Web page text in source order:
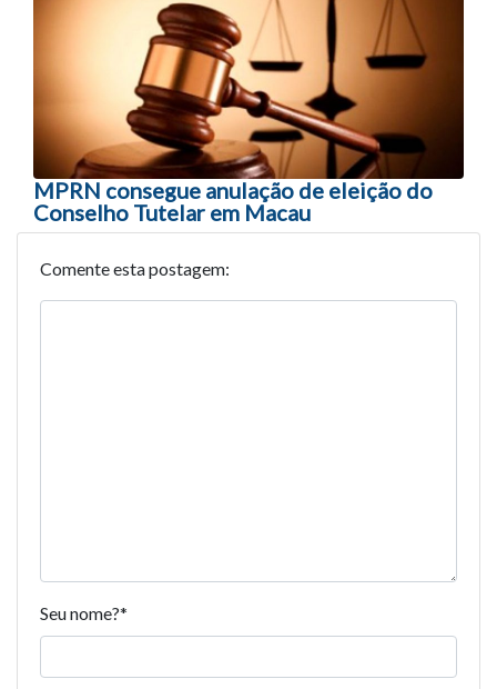
MPRN consegue anulação de eleição do
Conselho Tutelar em Macau
Comente esta postagem:
Seu nome?*